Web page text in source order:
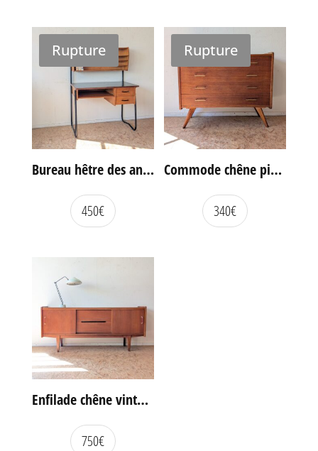
Rupture
Bureau hêtre des années 60
450€
Rupture
Commode chêne pieds compas vintage
340€
Enfilade chêne vintage portes coulissantes
750€